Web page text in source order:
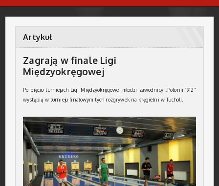
Artykuł
Zagrają w finale Ligi
Międzyokręgowej
Po pięciu turniejach Ligi Międzyokręgowej młodzi zawodnicy „Polonii 1912”
wystąpią w turnieju finałowym tych rozgrywek na kręgielni w Tucholi.